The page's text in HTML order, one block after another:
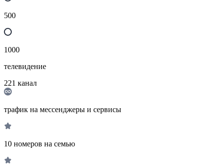
500
1000
телевидение
221 канал
трафик на мессенджеры и сервисы
10 номеров на семью